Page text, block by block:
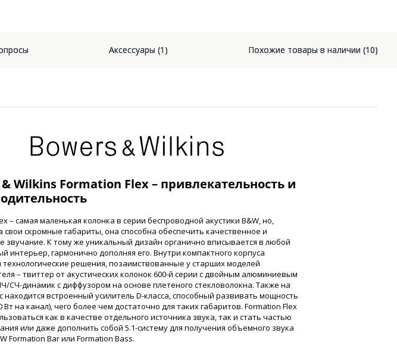
Аксессуары (1) Похожие товары в наличии (10)
Wilkins Formation Flex – привлекательность и
– самая маленькая колонка в серии беспроводной акустики B&W, но,
свои скромные габариты, она способна обеспечить качественное и
звучание. К тому же уникальный дизайн органично вписывается в любой
интерьер, гармонично дополняя его. Внутри компактного корпуса
решения, позаимствованные у старших моделей
– твиттер от акустических колонок 600-й серии с двойным алюминиевым
СЧ-динамик с диффузором на основе плетеного стекловолокна. Также на
находится встроенный усилитель D-класса, способный развивать мощность
Вт на канал), чего более чем достаточно для таких габаритов. Formation Flex
как в качестве отдельного источника звука, так и стать частью
или даже дополнить собой 5.1-систему для получения объемного звука
Formation Bar или Formation Bass.